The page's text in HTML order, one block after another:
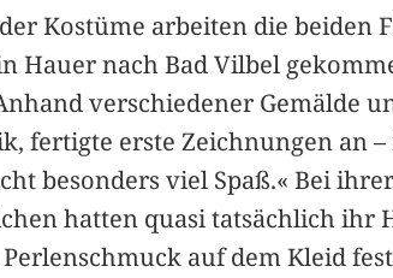
Kostüme arbeiten die
Hauer nach Bad Vilbel
verschiedener Gemälde
fertigte erste Zeichnungen an
besonders viel Spaß.« Bei
hatten quasi tatsächlich
auf dem Kleid